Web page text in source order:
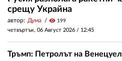
срещу Украйна
автор: Дума visibility 199
четвъртък, 06 Август 2026 / 12:45
Тръмп: Петролът на